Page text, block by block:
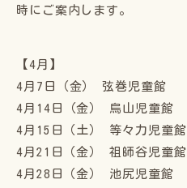
時にご案内します。
【4月】
4月7日（金） 弦巻児童館
4月14日（金） 烏山児童館
4月15日（土） 等々力児童館
4月21日（金） 祖師谷児童館
4月28日（金） 池尻児童館